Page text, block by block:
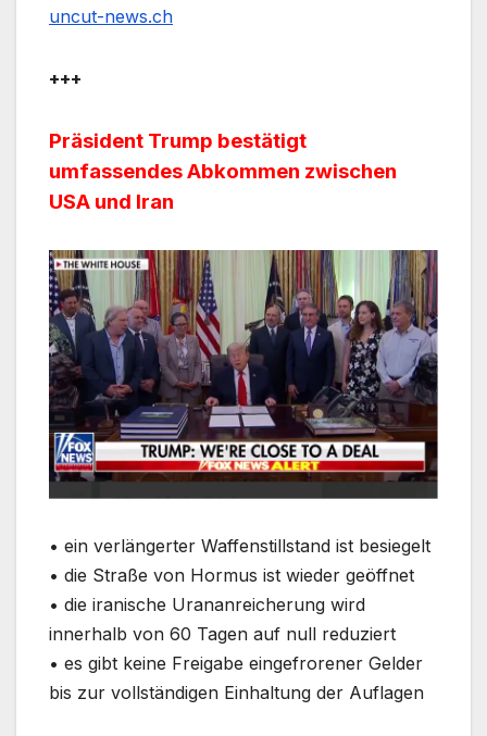
uncut-news.ch
+++
Präsident Trump bestätigt
umfassendes Abkommen zwischen
USA und Iran
• ein verlängerter Waffenstillstand ist besiegelt
• die Straße von Hormus ist wieder geöffnet
• die iranische Urananreicherung wird
innerhalb von 60 Tagen auf null reduziert
• es gibt keine Freigabe eingefrorener Gelder
bis zur vollständigen Einhaltung der Auflagen